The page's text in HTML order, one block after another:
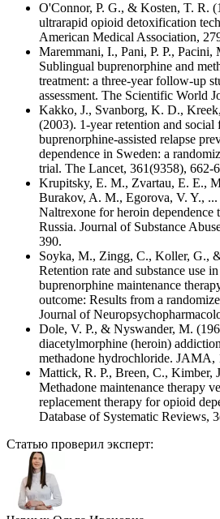
O'Connor, P. G., & Kosten, T. R.
ultrarapid opioid detoxification
American Medical Association,
Maremmani, I., Pani, P. P.,
Sublingual buprenorphine and
treatment: a three-year follow-up
assessment. The Scientific World
Kakko, J., Svanborg, K. D.,
(2003). 1-year retention and social
buprenorphine-assisted relapse
dependence in Sweden: a
trial. The Lancet, 361(9358), 662-
Krupitsky, E. M., Zvartau, E. E.,
Burakov, A. M., Egorova, V. Y.,
Naltrexone for heroin dependence
Russia. Journal of Substance
390.
Soyka, M., Zingg, C., Koller, G.,
Retention rate and substance use
buprenorphine maintenance
outcome: Results from a
Journal of
Dole, V. P., & Nyswander, M.
diacetylmorphine (heroin)
methadone hydrochloride. JAMA,
Mattick, R. P., Breen, C., Kimber,
Methadone maintenance therapy
replacement therapy for opioid
Database of Systematic Reviews,
Статью проверил эксперт: